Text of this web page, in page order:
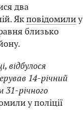
два
Якповідомилиу
близько
відбулося
14-річний
31-річного
у поліції